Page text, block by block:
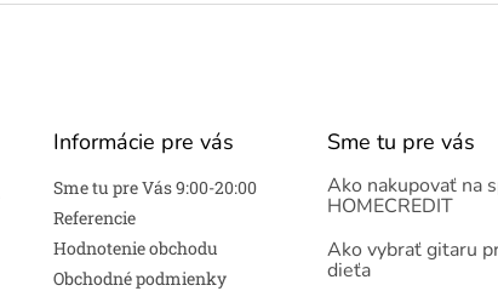
Informácie pre vás
Sme tu pre Vás 9:00-20:00
Referencie
Hodnotenie obchodu
Obchodné podmienky
Sme tu pre vás
Ako nakupovať na
HOMECREDIT
Ako vybrať gitaru
dieťa